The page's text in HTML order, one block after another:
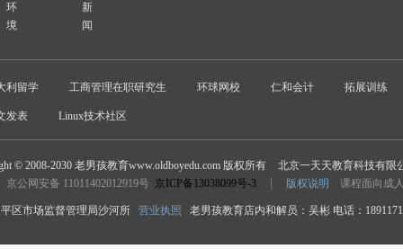
环
境
新
闻
利留学 工商管理在职研究生 环球网校 仁和会计 拓展训练
发表 Linux技术社区
© 2008-2030 老男孩教育www.oldboyedu.com 版权所有
北京一天天教育科技有限
京公网安备 11011402012919号 京ICP备13038099号-3 版权说明 课程面向成
区市场监督管理局沙河所 营业执照 老男孩教育店内和解员：吴彬 电话：